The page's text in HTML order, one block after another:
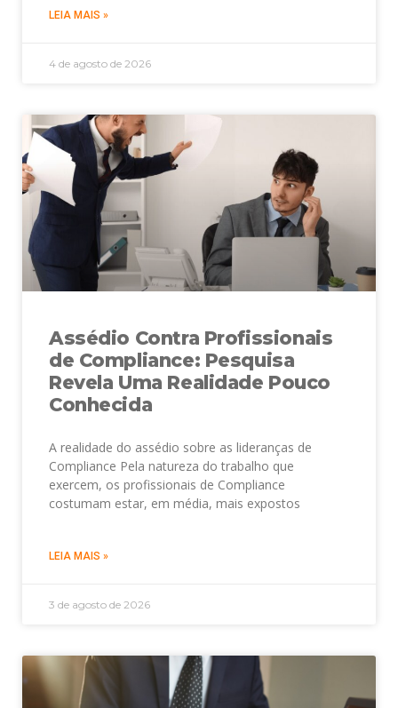
LEIA MAIS »
4 de agosto de 2026
Assédio Contra Profissionais
de Compliance: Pesquisa
Revela Uma Realidade Pouco
Conhecida
A realidade do assédio sobre as lideranças de
Compliance Pela natureza do trabalho que
exercem, os profissionais de Compliance
costumam estar, em média, mais expostos
LEIA MAIS »
3 de agosto de 2026